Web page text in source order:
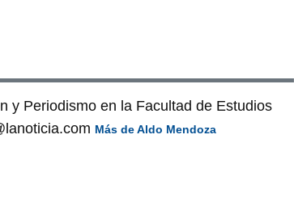
y Periodismo en la Facultad de Estudios
Más de Aldo Mendoza